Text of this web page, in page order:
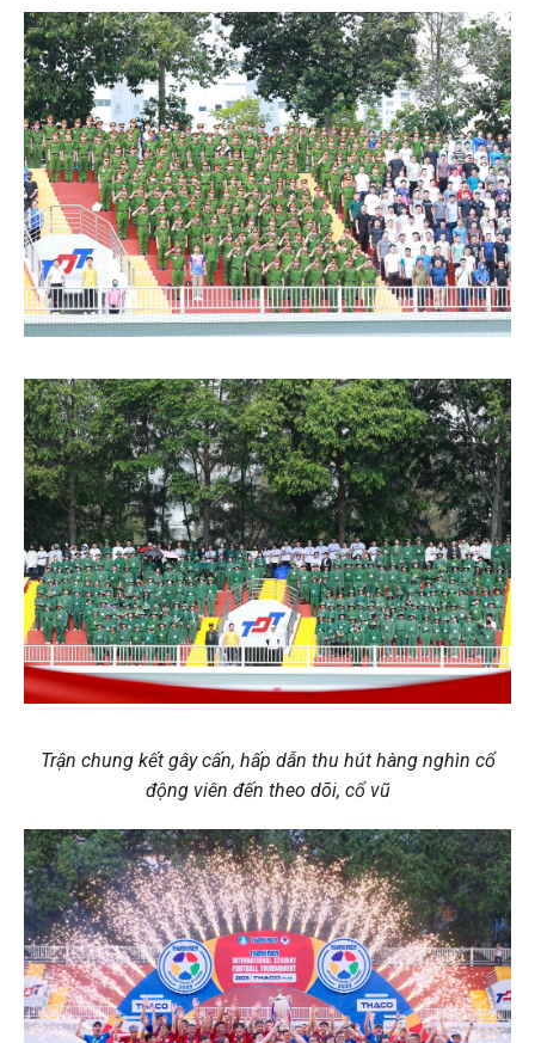
Trận chung kết gây cấn, hấp dẫn thu hút hàng nghìn cổ
động viên đến theo dõi, cổ vũ